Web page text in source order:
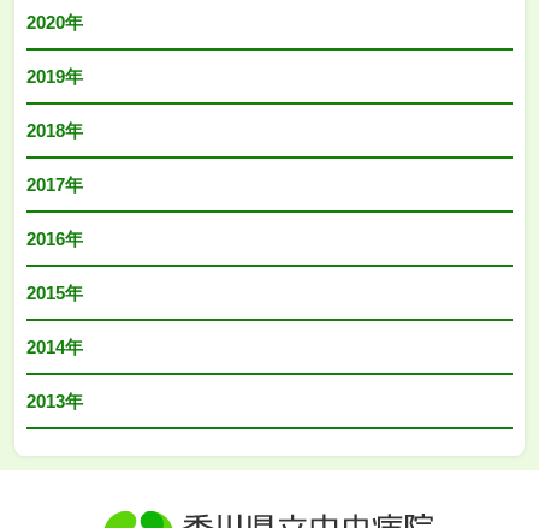
2020年
2019年
2018年
2017年
2016年
2015年
2014年
2013年